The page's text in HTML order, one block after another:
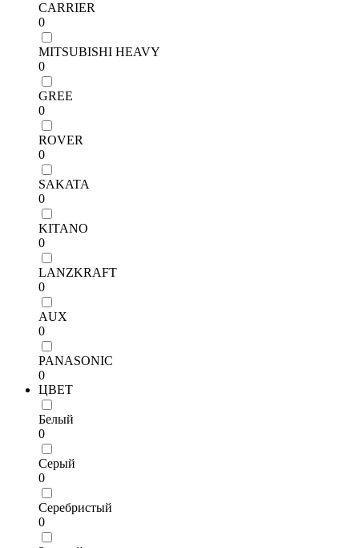
CARRIER
0
MITSUBISHI HEAVY
0
GREE
0
ROVER
0
SAKATA
0
KITANO
0
LANZKRAFT
0
AUX
0
PANASONIC
0
ЦВЕТ
Белый
0
Серый
0
Серебристый
0